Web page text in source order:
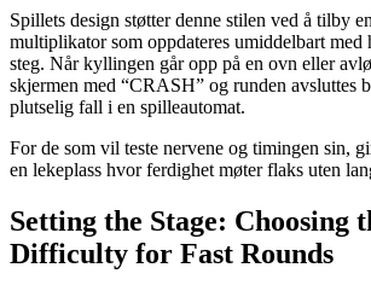
Spillets design støtter denne stilen ved å tilby
multiplikator som oppdateres umiddelbart
steg. Når kyllingen går opp på en ovn eller
skjermen med “CRASH” og runden avsluttes
plutselig fall i en spilleautomat.
For de som vil teste nervene og timingen sin,
en lekeplass hvor ferdighet møter flaks uten
Setting the Stage: Choosing
Difficulty for Fast Rounds